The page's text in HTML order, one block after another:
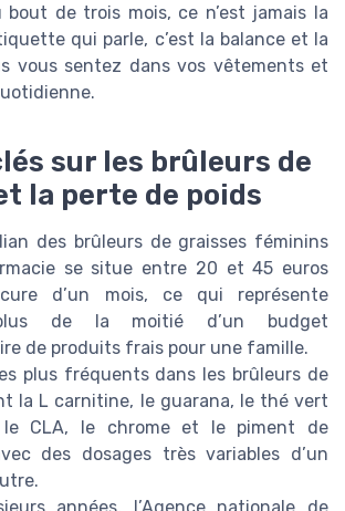
bout de trois mois, ce n’est jamais la
qui parle, c’est la balance et la
vous sentez dans vos vêtements et
sur les brûleurs de
la perte de poids
des brûleurs de graisses féminins
se situe entre 20 et 45 euros
d’un mois, ce qui représente
de la moitié d’un budget
de produits frais pour une famille.
plus fréquents dans les brûleurs de
la L carnitine, le guarana, le thé vert
le CLA, le chrome et le piment de
des dosages très variables d’un